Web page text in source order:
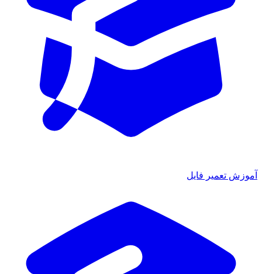
آموزش تعمیر فایل